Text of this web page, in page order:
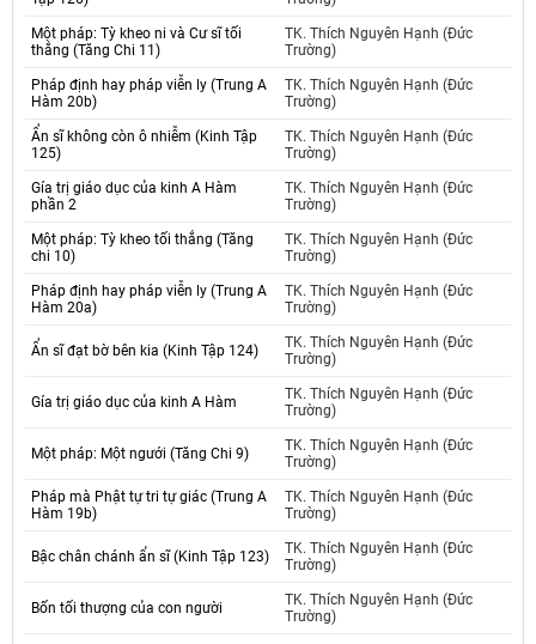
Một pháp: Tỳ kheo ni và Cư sĩ tối
thắng (Tăng Chi 11)
TK. Thích Nguyên Hạnh (Đức
Trường)
Pháp định hay pháp viễn ly (Trung A
Hàm 20b)
TK. Thích Nguyên Hạnh (Đức
Trường)
Ẩn sĩ không còn ô nhiễm (Kinh Tập
125)
TK. Thích Nguyên Hạnh (Đức
Trường)
Gía trị giáo dục của kinh A Hàm
phần 2
TK. Thích Nguyên Hạnh (Đức
Trường)
Một pháp: Tỳ kheo tối thắng (Tăng
chi 10)
TK. Thích Nguyên Hạnh (Đức
Trường)
Pháp định hay pháp viễn ly (Trung A
Hàm 20a)
TK. Thích Nguyên Hạnh (Đức
Trường)
Ẩn sĩ đạt bờ bên kia (Kinh Tập 124)
TK. Thích Nguyên Hạnh (Đức
Trường)
Gía trị giáo dục của kinh A Hàm
TK. Thích Nguyên Hạnh (Đức
Trường)
Một pháp: Một ngưới (Tăng Chi 9)
TK. Thích Nguyên Hạnh (Đức
Trường)
Pháp mà Phật tự tri tự giác (Trung A
Hàm 19b)
TK. Thích Nguyên Hạnh (Đức
Trường)
Bậc chân chánh ẩn sĩ (Kinh Tập 123)
TK. Thích Nguyên Hạnh (Đức
Trường)
Bốn tối thượng của con người
TK. Thích Nguyên Hạnh (Đức
Trường)